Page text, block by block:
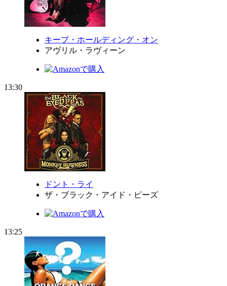
キープ・ホールディング・オン
アヴリル・ラヴィーン
13:30
ドント・ライ
ザ・ブラック・アイド・ピーズ
13:25